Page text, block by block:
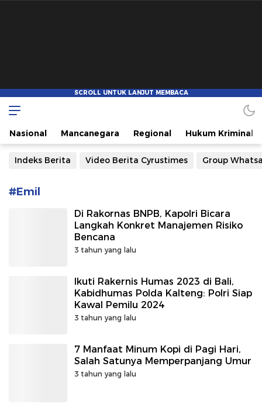
Nasional Mancanegara Regional Hukum Kriminal
Indeks Berita Video Berita Cyrustimes Group
#Emil
Di Rakornas BNPB, Kapolri Bicara
Langkah Konkret Manajemen Risiko
Bencana
3 tahun yang lalu
Ikuti Rakernis Humas 2023 di Bali,
Kabidhumas Polda Kalteng: Polri Siap
Kawal Pemilu 2024
3 tahun yang lalu
7 Manfaat Minum Kopi di Pagi Hari,
Salah Satunya Memperpanjang Umur
3 tahun yang lalu